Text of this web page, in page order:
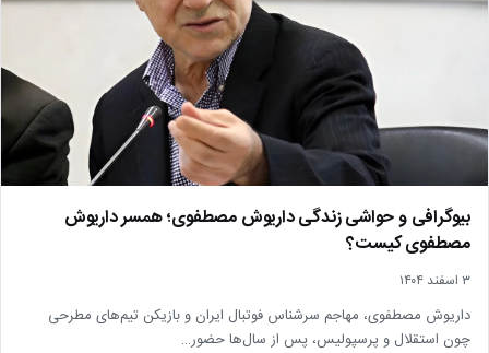
بیوگرافی و حواشی زندگی داریوش مصطفوی؛ همسر داریوش
مصطفوی کیست؟
۳ اسفند ۱۴۰۴
داریوش مصطفوی، مهاجم سرشناس فوتبال ایران و بازیکن تیم‌های مطرحی
چون استقلال و پرسپولیس، پس از سال‌ها حضور…